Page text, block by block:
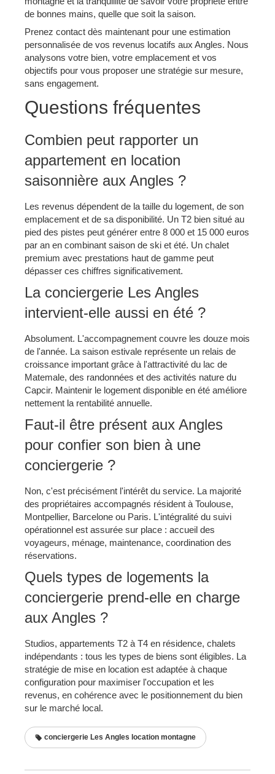
de bonnes mains, quelle que soit la saison.
Prenez contact dès maintenant pour une estimation
personnalisée de vos revenus locatifs aux Angles. Nous
analysons votre bien, votre emplacement et vos
objectifs pour vous proposer une stratégie sur mesure,
sans engagement.
Questions fréquentes
Combien peut rapporter un
appartement en location
saisonnière aux Angles ?
Les revenus dépendent de la taille du logement, de son
emplacement et de sa disponibilité. Un T2 bien situé au
pied des pistes peut générer entre 8 000 et 15 000 euros
par an en combinant saison de ski et été. Un chalet
premium avec prestations haut de gamme peut
dépasser ces chiffres significativement.
La conciergerie Les Angles
intervient-elle aussi en été ?
Absolument. L'accompagnement couvre les douze mois
de l'année. La saison estivale représente un relais de
croissance important grâce à l'attractivité du lac de
Matemale, des randonnées et des activités nature du
Capcir. Maintenir le logement disponible en été améliore
nettement la rentabilité annuelle.
Faut-il être présent aux Angles
pour confier son bien à une
conciergerie ?
Non, c'est précisément l'intérêt du service. La majorité
des propriétaires accompagnés résident à Toulouse,
Montpellier, Barcelone ou Paris. L'intégralité du suivi
opérationnel est assurée sur place : accueil des
voyageurs, ménage, maintenance, coordination des
réservations.
Quels types de logements la
conciergerie prend-elle en charge
aux Angles ?
Studios, appartements T2 à T4 en résidence, chalets
indépendants : tous les types de biens sont éligibles. La
stratégie de mise en location est adaptée à chaque
configuration pour maximiser l'occupation et les
revenus, en cohérence avec le positionnement du bien
sur le marché local.
conciergerie Les Angles location montagne